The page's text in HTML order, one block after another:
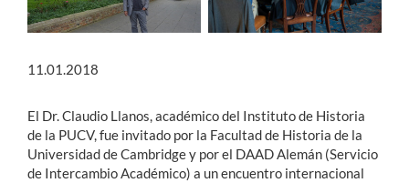
11.01.2018
El Dr. Claudio Llanos, académico del Instituto de Historia
de la PUCV, fue invitado por la Facultad de Historia de la
Universidad de Cambridge y por el DAAD Alemán (Servicio
de Intercambio Académico) a un encuentro internacional